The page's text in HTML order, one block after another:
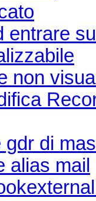
entrare
non
gdr di
alias mail